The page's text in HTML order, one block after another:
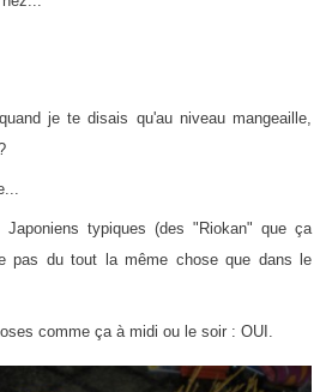
je te disais qu'au niveau mangeaille,
typiques (des "Riokan" que ça
pas du tout la même chose que dans le
comme ça à midi ou le soir : OUI.